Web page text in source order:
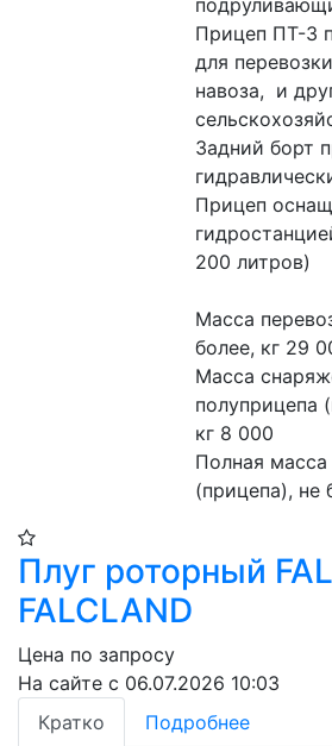
Прицеп ПТ-3
для
навоза,  и
Задний борт
Прицеп
200 литров)
Масса
более, кг 29
Масса
полуприцепа
кг 8 000
Полная
(прицепа), не
Плуг роторный
FALCLAND
Цена по запросу
На сайте с 06.07.2026 10:03
Кратко
Подробнее